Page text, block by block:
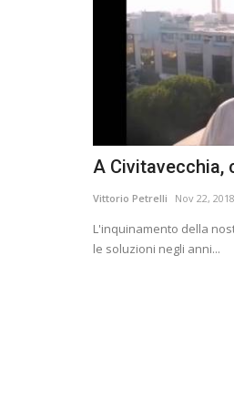
A Civitavecchia,
Vittorio Petrelli Nov 22, 2018
L'inquinamento della
le soluzioni negli anni...